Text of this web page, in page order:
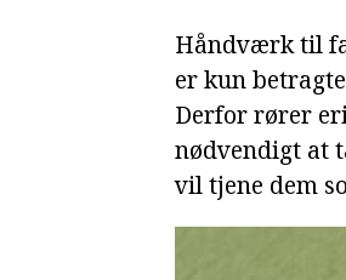
Håndværk til
er kun
Derfor rører
nødvendigt at
vil tjene dem